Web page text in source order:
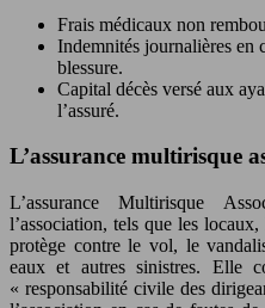
Frais médicaux non
Indemnités journalières en
blessure.
Capital décès versé aux
l’assuré.
L’assurance multirisque
L’assurance Multirisque
l’association, tels que les
protège contre le vol, le
eaux et autres sinistres. Elle
« responsabilité civile des